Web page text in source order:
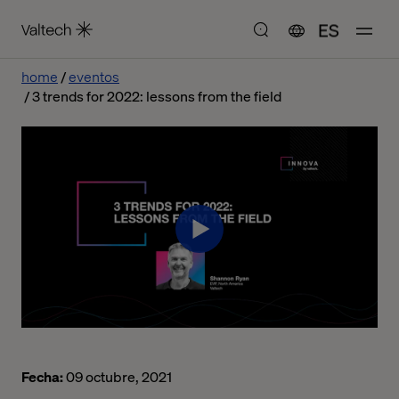
ES
home
eventos
3 trends for 2022: lessons from the field
Fecha:09 octubre, 2021